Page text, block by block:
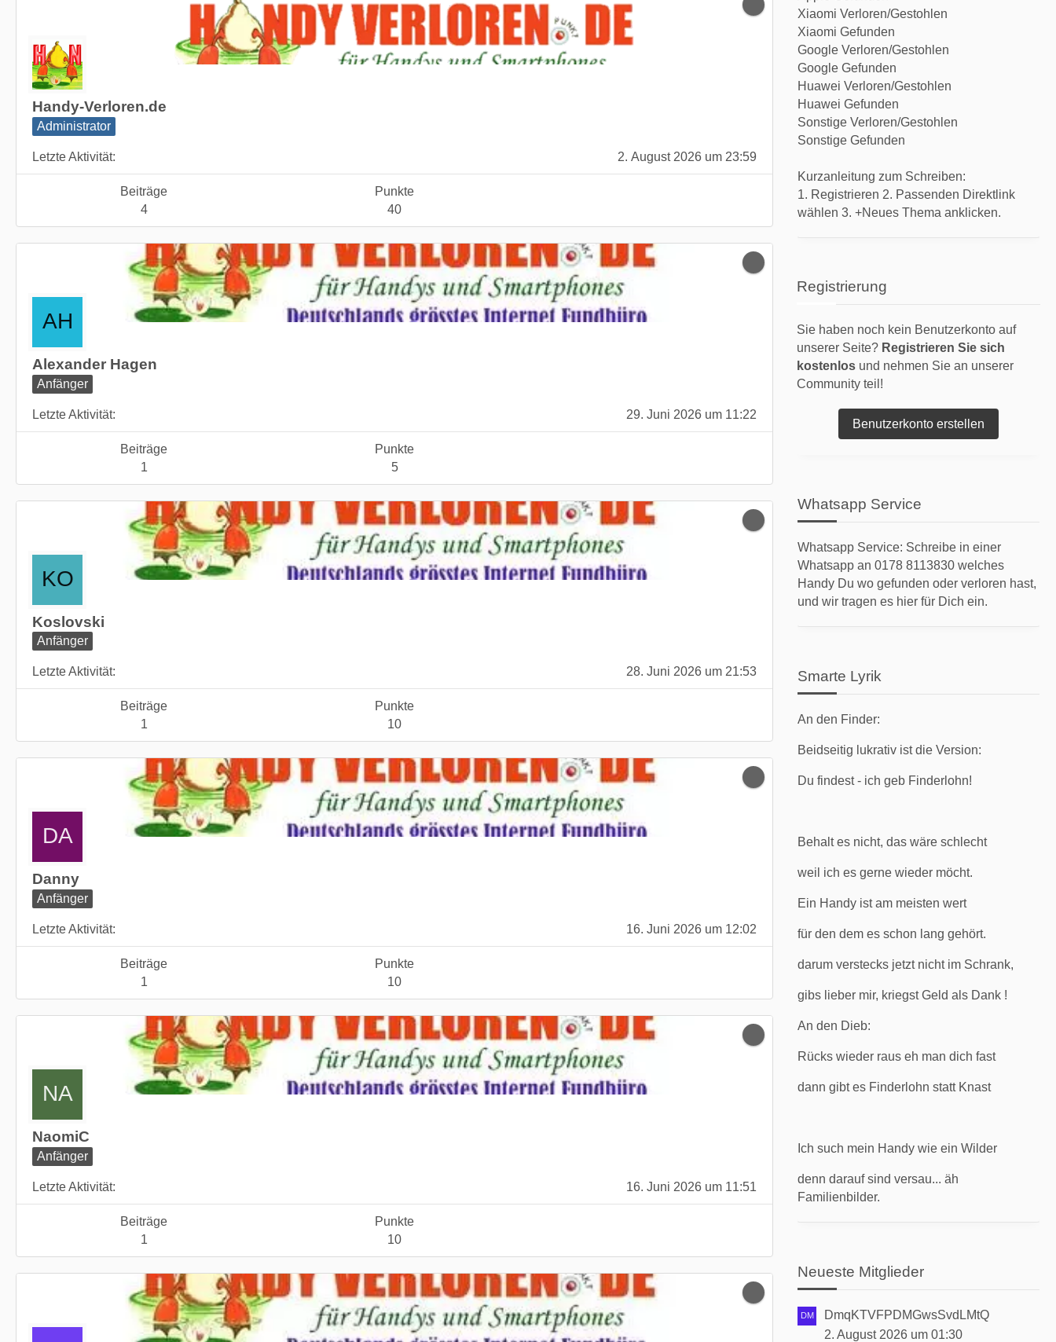
Handy-Verloren.de
Administrator
Letzte Aktivität 2. August 2026 um 23:59
Beiträge
4
Punkte
40
Alexander Hagen
Anfänger
Letzte Aktivität 29. Juni 2026 um 11:22
Beiträge
1
Punkte
5
Koslovski
Anfänger
Letzte Aktivität 28. Juni 2026 um 21:53
Beiträge
1
Punkte
10
Danny
Anfänger
Letzte Aktivität 16. Juni 2026 um 12:02
Beiträge
1
Punkte
10
NaomiC
Anfänger
Letzte Aktivität 16. Juni 2026 um 11:51
Beiträge
1
Punkte
10
Xiaomi Verloren/Gestohlen
Xiaomi Gefunden
Google Verloren/Gestohlen
Google Gefunden
Huawei Verloren/Gestohlen
Huawei Gefunden
Sonstige Verloren/Gestohlen
Sonstige Gefunden
Kurzanleitung zum Schreiben:
1. Registrieren 2. Passenden Direktlink
wählen 3. +Neues Thema anklicken.
Registrierung
Sie haben noch kein Benutzerkonto auf
unserer Seite? Registrieren Sie sich
kostenlos und nehmen Sie an unserer
Community teil!
Benutzerkonto erstellen
Whatsapp Service
Whatsapp Service: Schreibe in einer
Whatsapp an 0178 8113830 welches
Handy Du wo gefunden oder verloren hast,
und wir tragen es hier für Dich ein.
Smarte Lyrik
An den Finder:
Beidseitig lukrativ ist die Version:
Du findest - ich geb Finderlohn!
Behalt es nicht, das wäre schlecht
weil ich es gerne wieder möcht.
Ein Handy ist am meisten wert
für den dem es schon lang gehört.
darum verstecks jetzt nicht im Schrank,
gibs lieber mir, kriegst Geld als Dank !
An den Dieb:
Rücks wieder raus eh man dich fast
dann gibt es Finderlohn statt Knast
Ich such mein Handy wie ein Wilder
denn darauf sind versau... äh
Familienbilder.
Neueste Mitglieder
DmqKTVFPDMGwsSvdLMtQ
2. August 2026 um 01:30